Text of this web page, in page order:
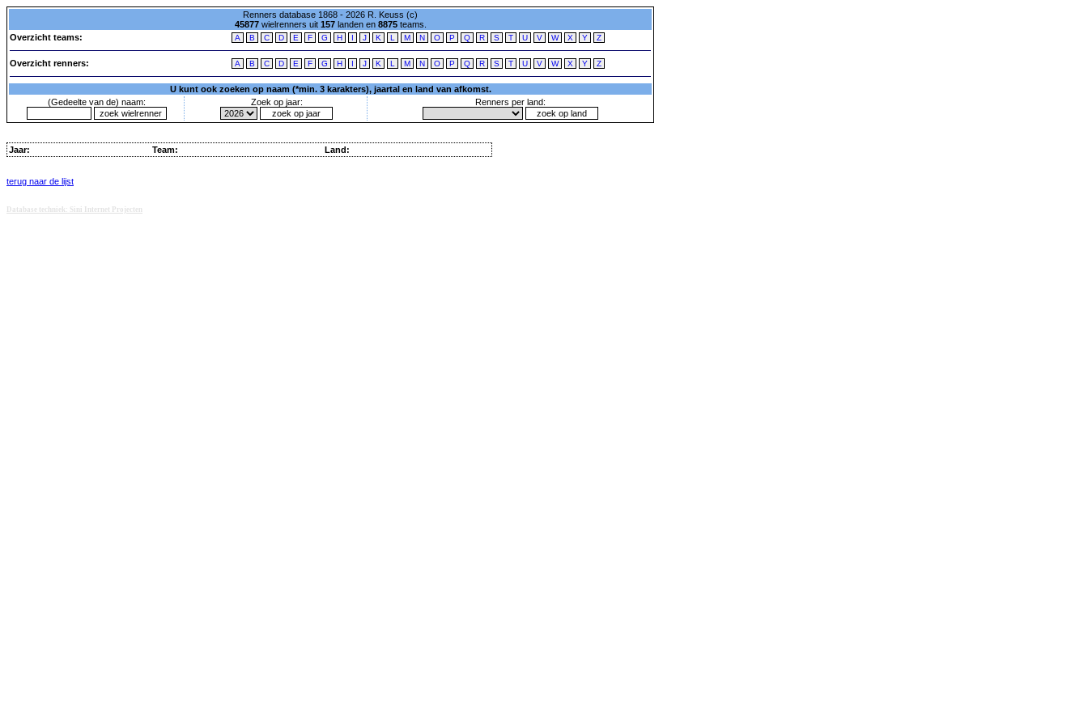
Renners database 1868 - 2026 R. Keuss (c)
45877wielrenners uit 157landen en 8875teams.
Overzicht teams:
A B C D E F G H I J K L M N O P Q R S T U V W X Y Z
Overzicht renners: A B C D E F G H I J K L M N O P Q R S T U V W X Y Z
U kunt ook zoeken op naam (*min. 3 karakters), jaartal en land van afkomst.
(Gedeelte van de) naam:
Zoek op jaar: Renners per land:
Jaar: Team: Land:
terug naar de lijst
Database techniek: Sini Internet Projecten